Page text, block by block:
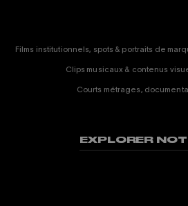
Films institutionnels, spots & portraits de
Clips musicaux & contenus
FICTION
& DOC
Courts métrages,
EXPLORER